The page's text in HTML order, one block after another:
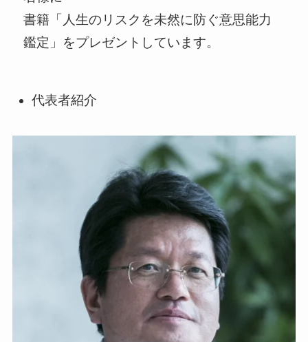
書籍「人生のリスクを未然に防ぐ意思能力
鑑定」をプレゼントしています。
代表者紹介